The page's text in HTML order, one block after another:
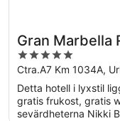
Gran Marbella
5
out
of
5
Ctra.A7 Km 1034A,
Detta hotell i lyxstil
gratis frukost, gratis
sevärdheterna Nikki